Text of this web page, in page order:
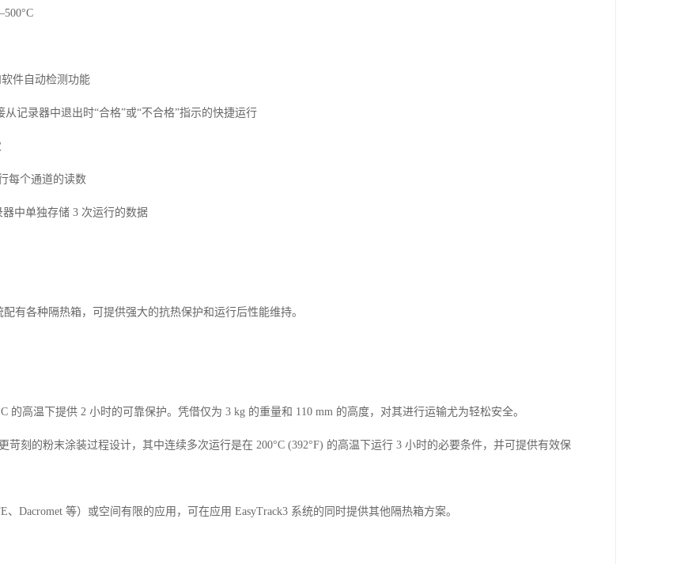
件自动检测功能
从记录器中退出时“合格”或“不合格”指示的快捷运行
每个通道的读数
中单独存储 3 次运行的数据
配有各种隔热箱，可提供强大的抗热保护和运行后性能维持。
的高温下提供 2 小时的可靠保护。凭借仅为 3 kg 的重量和 110 mm 的高度，对其进行运输尤为轻松安全。
苛刻的粉末涂装过程设计，其中连续多次运行是在 200°C (392°F) 的高温下运行 3 小时的必要条件，并可提供有效保
、Dacromet 等）或空间有限的应用，可在应用 EasyTrack3 系统的同时提供其他隔热箱方案。